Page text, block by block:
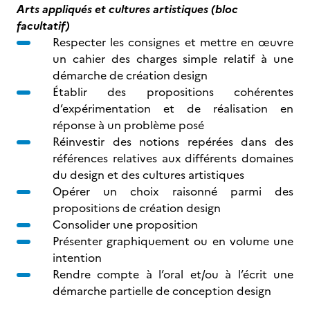
Arts appliqués et cultures artistiques (bloc
facultatif)
Respecter les consignes et mettre en œuvre
un cahier des charges simple relatif à une
démarche de création design
Établir des propositions cohérentes
d’expérimentation et de réalisation en
réponse à un problème posé
Réinvestir des notions repérées dans des
références relatives aux différents domaines
du design et des cultures artistiques
Opérer un choix raisonné parmi des
propositions de création design
Consolider une proposition
Présenter graphiquement ou en volume une
intention
Rendre compte à l’oral et/ou à l’écrit une
démarche partielle de conception design